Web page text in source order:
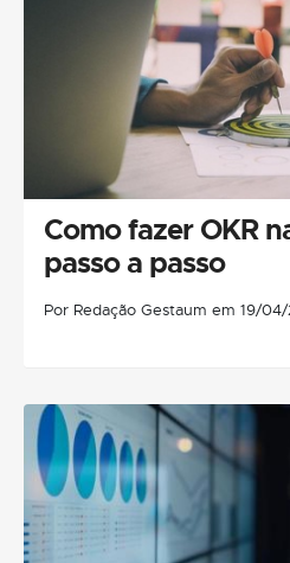
Como fazer OKR
passo a passo
Por Redação Gestaum em 19/